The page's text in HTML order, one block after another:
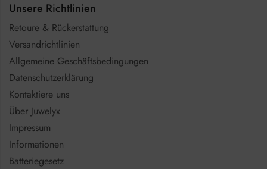
Unsere Richtlinien
Retoure & Rückerstattung
Versandrichtlinien
Allgemeine Geschäftsbedingungen
Datenschutzerklärung
Kontaktiere uns
Über Juwelyx
Impressum
Informationen
Batteriegesetz